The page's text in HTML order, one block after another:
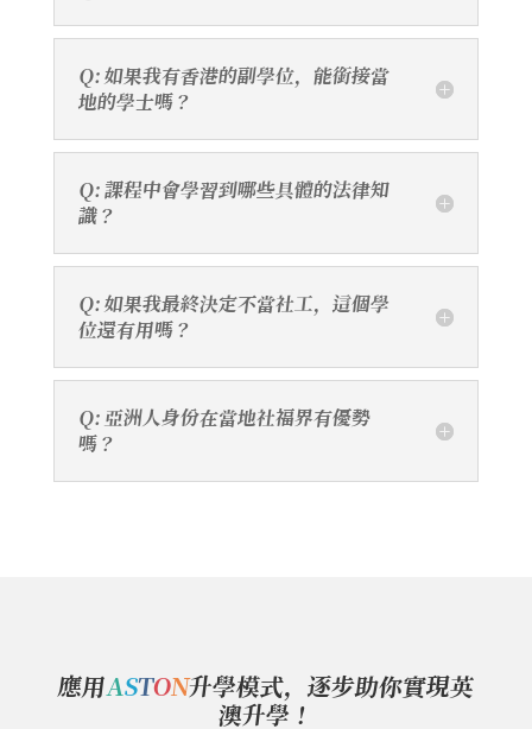
Q: 如果我有香港的副學位，能銜接當
地的學士嗎？
Q: 課程中會學習到哪些具體的法律知
識？
Q: 如果我最終決定不當社工，這個學
位還有用嗎？
Q: 亞洲人身份在當地社福界有優勢
嗎？
應用ASTON升學模式，逐步助你實現英
澳升學！